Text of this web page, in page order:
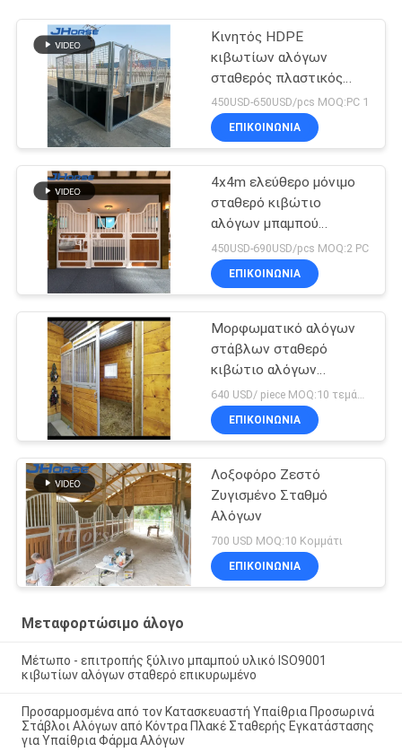
Κινητός HDPE
κιβωτίων αλόγων
σταθερός πλαστικός
προσωρινός εύκολος να
εγκαταστήσει με τη
στέγη
450USD-650USD/pcs MOQ:PC 1
ΕΠΙΚΟΙΝΩΝΙΑ
4x4m ελεύθερο μόνιμο
σταθερό κιβώτιο
αλόγων μπαμπού
μορφωματικό που
προκατασκευάζεται
450USD-690USD/pcs MOQ:2 PC
ΕΠΙΚΟΙΝΩΝΙΑ
Μορφωματικό αλόγων
στάβλων σταθερό
κιβώτιο αλόγων
εξαρτήσεων αερισμένο
πλευρά με τη μακράς
διαρκείας συρόμενη
ΕΠΙΚΟΙΝΩΝΙΑ
Λοξοφόρο Ζεστό
Ζυγισμένο Σταθμό
Αλόγων
700 USD MOQ:10 Κομμάτι
ΕΠΙΚΟΙΝΩΝΙΑ
Μεταφορτώσιμο άλογο
Μέτωπο - επιτροπής ξύλινο μπαμπού υλικό ISO9001
κιβωτίων αλόγων σταθερό επικυρωμένο
Προσαρμοσμένα από τον Κατασκευαστή Υπαίθρια Προσωρινά
Στάβλοι Αλόγων από Κόντρα Πλακέ Σταθερής Εγκατάστασης
για Υπαίθρια Φάρμα Αλόγων